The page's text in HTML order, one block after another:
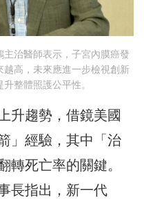
治醫師表示，子宮內膜癌發
高，未來應進一步檢視創新
整體照護公平性。
升趨勢，借鏡美國
」經驗，其中「治
轉死亡率的關鍵。
長指出，新一代